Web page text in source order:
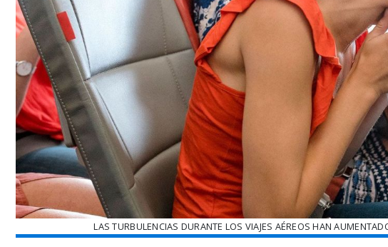
LAS TURBULENCIAS DURANTE LOS VIAJES AÉREOS HAN